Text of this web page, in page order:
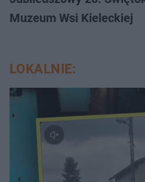
Muzeum Wsi Kieleckiej
LOKALNIE: